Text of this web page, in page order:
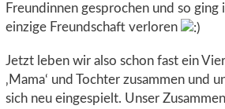
Freundinnen gesprochen und so ging
einzige Freundschaft verloren
Jetzt leben wir also schon fast ein
‚Mama‘ und Tochter zusammen und
sich neu eingespielt. Unser